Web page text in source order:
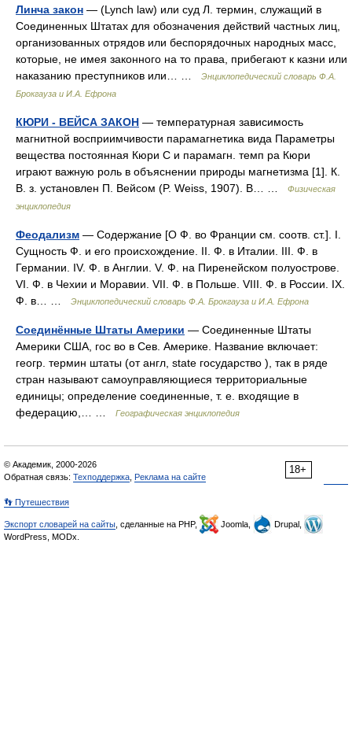
Линча закон — (Lynch law) или суд Л. термин, служащий в
Соединенных Штатах для обозначения действий частных лиц,
организованных отрядов или беспорядочных народных масс,
которые, не имея законного на то права, прибегают к казни или
наказанию преступников или… …
Энциклопедический словарь Ф.А.
Брокгауза и И.А. Ефрона
КЮРИ - ВЕЙСА ЗАКОН — температурная зависимость
магнитной восприимчивости парамагнетика вида Параметры
вещества постоянная Кюри С и парамагн. темп pa Кюри
играют важную роль в объяснении природы магнетизма [1]. К.
В. з. установлен П. Вейсом (P. Weiss, 1907). В… …
Физическая
энциклопедия
Феодализм — Содержание [О Ф. во Франции см. соотв. ст.]. I.
Сущность Ф. и его происхождение. II. Ф. в Италии. III. Ф. в
Германии. IV. Ф. в Англии. V. Ф. на Пиренейском полуострове.
VI. Ф. в Чехии и Моравии. VII. Ф. в Польше. VIII. Ф. в России. IX.
Ф. в… …
Энциклопедический словарь Ф.А. Брокгауза и И.А. Ефрона
Соединённые Штаты Америки — Соединенные Штаты
Америки США, гос во в Сев. Америке. Название включает:
геогр. термин штаты (от англ, state государство ), так в ряде
стран называют самоуправляющиеся территориальные
единицы; определение соединенные, т. е. входящие в
федерацию,… …
Географическая энциклопедия
18+
© Академик, 2000-2026
Обратная связь: Техподдержка Реклама на сайте
👣 Путешествия
Экспорт словарей на сайты , сделанные на PHP, Joomla,
Drupal,
WordPress, MODx.